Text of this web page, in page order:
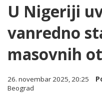
U Nigeriji
vanredno
masovnih
26. novembar 2025, 20:25
Beograd